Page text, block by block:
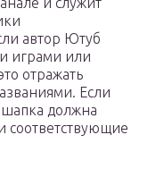
автор Ютуб
играми или
отражать
Если
шапка должна